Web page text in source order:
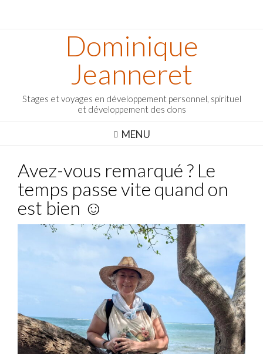
Dominique
Jeanneret
Stages et voyages en développement personnel, spirituel
et développement des dons
MENU
Avez-vous remarqué ? Le
temps passe vite quand on
est bien ☺️